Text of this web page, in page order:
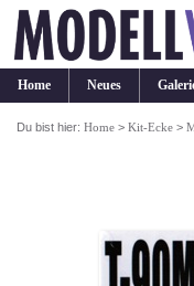
Home Neues
Du bist hier:Home >Kit-Ecke >